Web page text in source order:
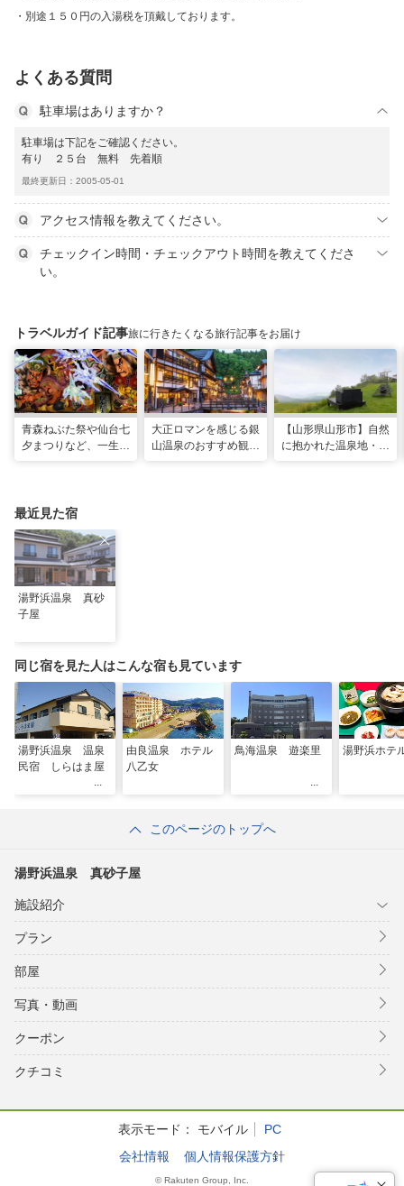
別途１５０円の入湯税を頂戴しております。
よくある質問
駐車場はありますか？
駐車場は下記をご確認ください。
有り ２５台 無料 先着順
最終更新日：2005-05-01
アクセス情報を教えてください。
チェックイン時間・チェックアウト時間を教えてくださ
い。
トラベルガイド記事旅に行きたくなる旅行記事をお届け
青森ねぶた祭や仙台七
夕まつりなど、一生に
大正ロマンを感じる銀
山温泉のおすすめ観光
【山形県山形市】自然
に抱かれた温泉地・蔵
最近見た宿
湯野浜温泉 真砂
子屋
同じ宿を見た人はこんな宿も見ています
湯野浜温泉 温泉
民宿 しらはま屋
由良温泉 ホテル
八乙女
鳥海温泉 遊楽里 湯野浜ホテ
このページのトップへ
湯野浜温泉 真砂子屋
施設紹介
プラン
部屋
写真・動画
クーポン
クチコミ
表示モード： モバイル
PC
会社情報
個人情報保護方針
© Rakuten Group, Inc.